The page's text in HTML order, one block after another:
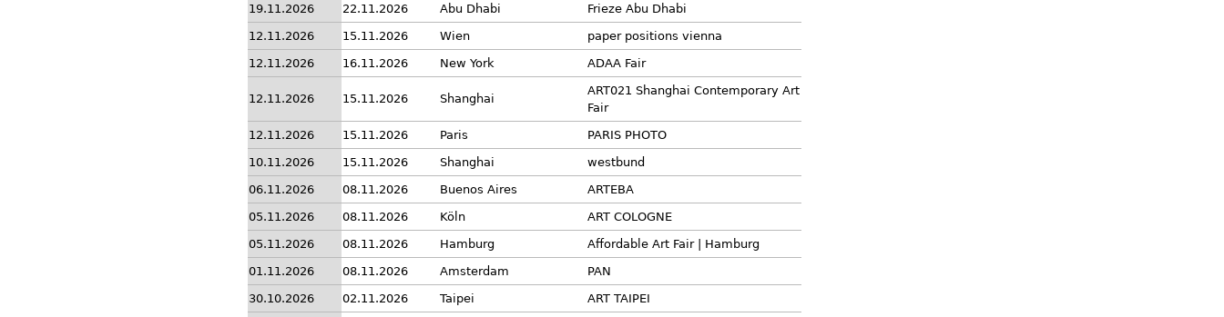
19.11.2026
22.11.2026 Abu Dhabi
Frieze Abu Dhabi
12.11.2026
15.11.2026 Wien
paper positions vienna
12.11.2026
16.11.2026 New York ADAA Fair
12.11.2026 15.11.2026 Shanghai
ART021 Shanghai Contemporary Art
Fair
12.11.2026
15.11.2026 Paris
PARIS PHOTO
10.11.2026
15.11.2026 Shanghai
westbund
06.11.2026
08.11.2026 Buenos Aires
ARTEBA
05.11.2026
08.11.2026 Köln
ART COLOGNE
05.11.2026
08.11.2026 Hamburg
Affordable Art Fair | Hamburg
01.11.2026
08.11.2026 Amsterdam
PAN
30.10.2026
02.11.2026 Taipei
ART TAIPEI